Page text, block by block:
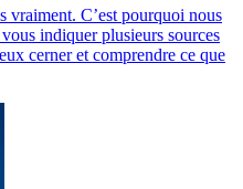
vraiment. C’est pourquoi nous
indiquer plusieurs sources
cerner et comprendre ce que